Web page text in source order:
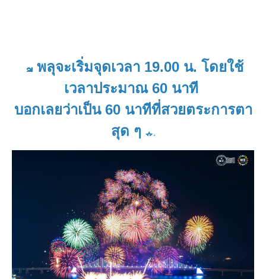
พลุจะเริ่มจุดเวลา 19.00 น. โดยใช้
เวลาประมาณ 60 นาที
บอกเลยว่าเป็น 60 นาทีที่สวยตระการตา
สุด ๆ